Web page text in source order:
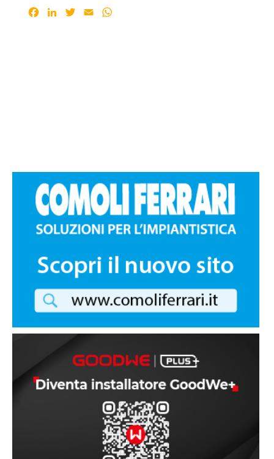
Facebook
LinkedInTwitter
Email